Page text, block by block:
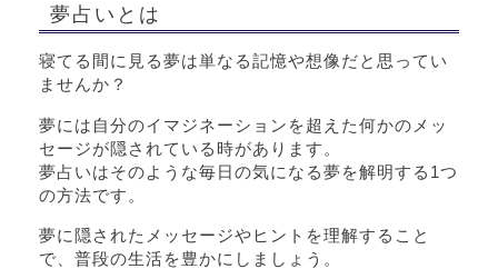
夢占いとは
寝てる間に見る夢は単なる記憶や想像だと思ってい
ませんか？
夢には自分のイマジネーションを超えた何かのメッ
セージが隠されている時があります。
夢占いはそのような毎日の気になる夢を解明する1つ
の方法です。
夢に隠されたメッセージやヒントを理解すること
で、普段の生活を豊かにしましょう。